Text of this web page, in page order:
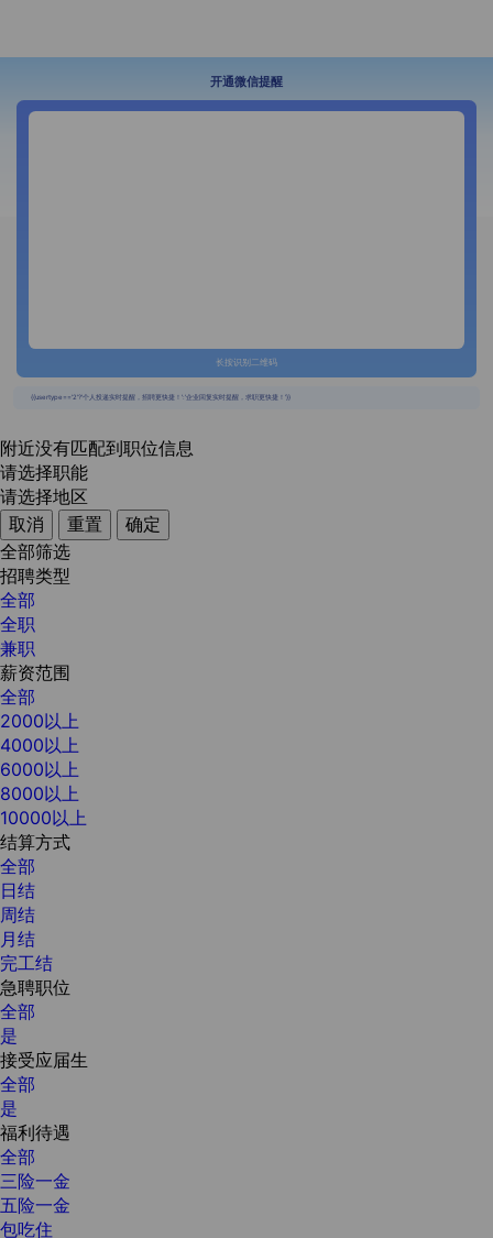
开通微信提醒
长按识别二维码
{{usertype=='2'?'个人投递实时提醒，招聘更快捷！':'企业回复实时提醒，求职更快捷！'}}
附近没有匹配到职位信息
请选择职能
请选择地区
取消
重置
确定
全部筛选
招聘类型
全部
全职
兼职
薪资范围
全部
2000以上
4000以上
6000以上
8000以上
10000以上
结算方式
全部
日结
周结
月结
完工结
急聘职位
全部
是
接受应届生
全部
是
福利待遇
全部
三险一金
五险一金
包吃住